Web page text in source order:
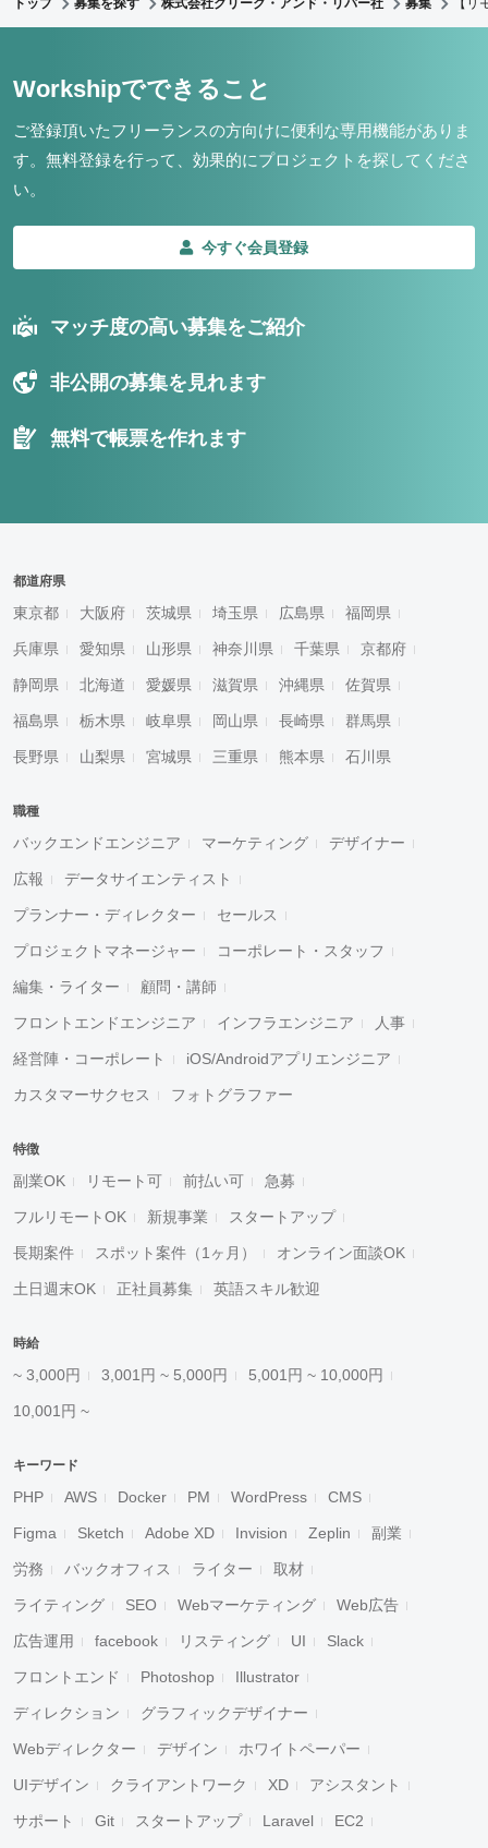
トップ 募集を探す 株式会社クリーク・アンド・リバー社 募集 【
Workshipでできること
ご登録頂いたフリーランスの方向けに便利な専用機能がありま
す。 無料登録を行って、効果的にプロジェクトを探してくださ
い。
今すぐ会員登録
マッチ度の高い募集をご紹介
非公開の募集を見れます
無料で帳票を作れます
都道府県
東京都 大阪府 茨城県 埼玉県 広島県 福岡県
兵庫県 愛知県 山形県 神奈川県 千葉県 京都府
静岡県 北海道 愛媛県 滋賀県 沖縄県 佐賀県
福島県 栃木県 岐阜県 岡山県 長崎県 群馬県
長野県 山梨県 宮城県 三重県 熊本県 石川県
職種
バックエンドエンジニア マーケティング デザイナー
広報 データサイエンティスト
プランナー・ディレクター セールス
プロジェクトマネージャー コーポレート・スタッフ
編集・ライター 顧問・講師
フロントエンドエンジニア インフラエンジニア 人事
経営陣・コーポレート iOS/Androidアプリエンジニア
カスタマーサクセス フォトグラファー
特徴
副業OK リモート可 前払い可 急募
フルリモートOK 新規事業 スタートアップ
長期案件 スポット案件（1ヶ月） オンライン面談OK
土日週末OK 正社員募集 英語スキル歓迎
時給
~ 3,000円 3,001円 ~ 5,000円 5,001円 ~ 10,000円
10,001円 ~
キーワード
PHP AWS Docker PM WordPress CMS
Figma Sketch Adobe XD Invision Zeplin 副業
労務 バックオフィス ライター 取材
ライティング SEO Webマーケティング Web広告
広告運用 facebook リスティング UI Slack
フロントエンド Photoshop Illustrator
ディレクション グラフィックデザイナー
Webディレクター デザイン ホワイトペーパー
UIデザイン クライアントワーク XD アシスタント
サポート Git スタートアップ Laravel EC2